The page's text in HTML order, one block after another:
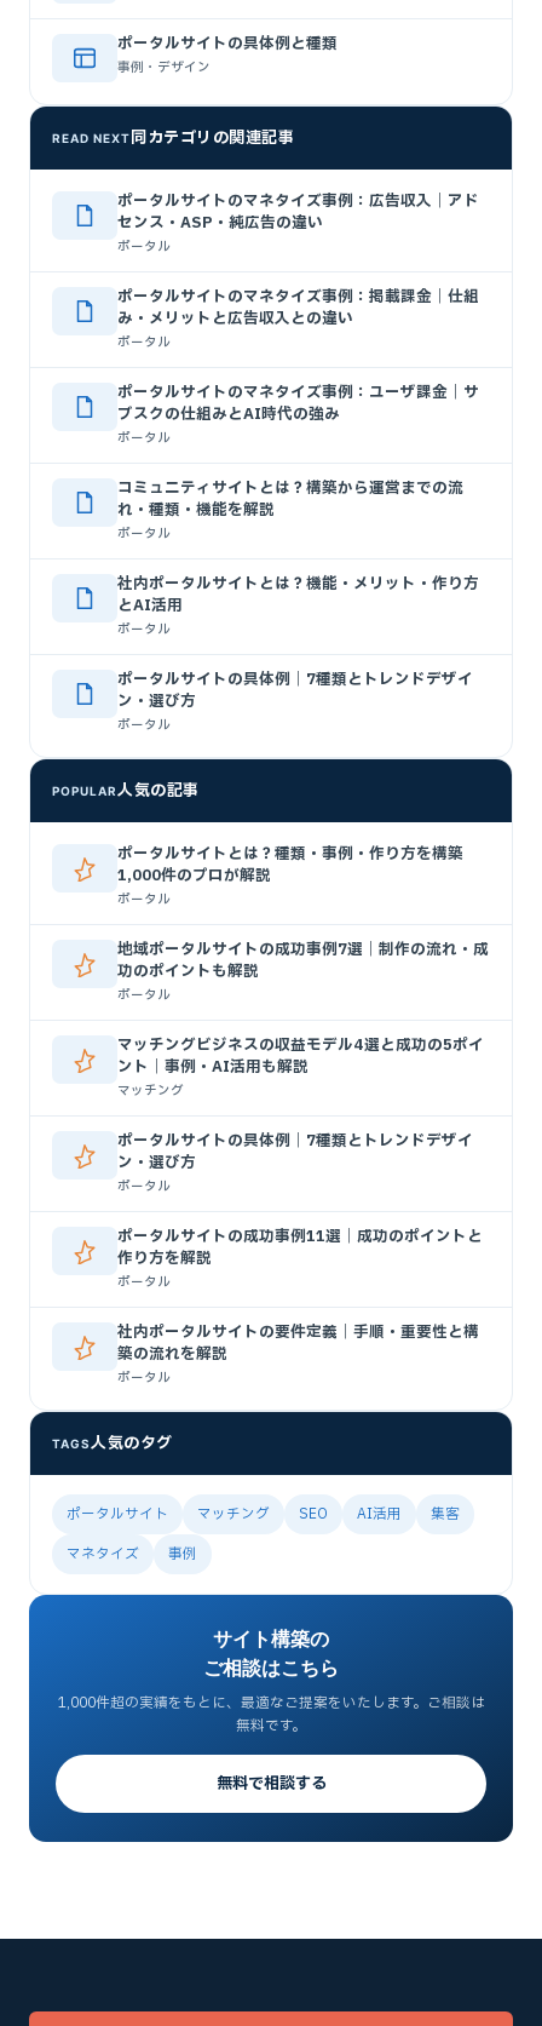
ポータルサイトの具体例と種類
事例・デザイン
READ NEXT同カテゴリの関連記事
ポータルサイトのマネタイズ事例：広告収入｜アド
センス・ASP・純広告の違い
ポータル
ポータルサイトのマネタイズ事例：掲載課金｜仕組
み・メリットと広告収入との違い
ポータル
ポータルサイトのマネタイズ事例：ユーザ課金｜サ
ブスクの仕組みとAI時代の強み
ポータル
コミュニティサイトとは？構築から運営までの流
れ・種類・機能を解説
ポータル
社内ポータルサイトとは？機能・メリット・作り方
とAI活用
ポータル
ポータルサイトの具体例｜7種類とトレンドデザイ
ン・選び方
ポータル
POPULAR人気の記事
ポータルサイトとは？種類・事例・作り方を構築
1,000件のプロが解説
ポータル
地域ポータルサイトの成功事例7選｜制作の流れ・成
功のポイントも解説
ポータル
マッチングビジネスの収益モデル4選と成功の5ポイ
ント｜事例・AI活用も解説
マッチング
ポータルサイトの具体例｜7種類とトレンドデザイ
ン・選び方
ポータル
ポータルサイトの成功事例11選｜成功のポイントと
作り方を解説
ポータル
社内ポータルサイトの要件定義｜手順・重要性と構
築の流れを解説
ポータル
TAGS人気のタグ
ポータルサイト マッチング SEO AI活用
集客
マネタイズ
事例
サイト構築の
ご相談はこちら
1,000件超の実績をもとに、最適なご提案をいたします。ご相談は
無料です。
無料で相談する